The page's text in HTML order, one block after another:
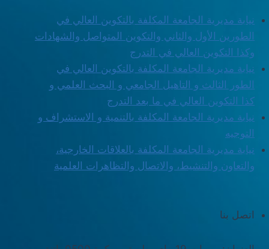
نيابة مديرية الجامعة المكلفة بالتكوين العالي في
الطورين الأول والثاني والتكوين المتواصل والشهادات
وكذا التكوين العالي في التدرج
نيابة مديرية الجامعة المكلفة بالتكوين العالي في
الطور الثالث و التاهيل الجامعي و البحث العلمي و
كذا التكوين العالي في ما بعد التدرج
نيابة مديرية الجامعة المكلفة بالتنمية و الاستشراف و
التوجيه
نيابة مديرية الجامعة المكلفة بالعلاقات الخارجية،
والتعاون والتنشيط، والاتصال والتظاهرات العلمية
اتصل بنا